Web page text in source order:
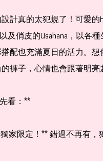
計真的太犯規了！可愛的
及俏皮的Usahana，以各
配也充滿夏日的活力。
褲子，心情也會跟著明亮
看：**
家限定！** 錯過不再有，